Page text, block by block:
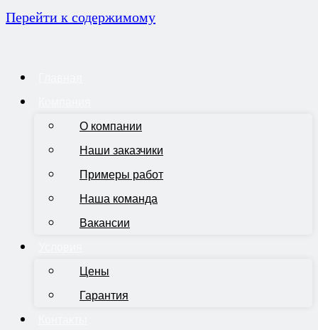
Перейти к содержимому
О компании
Наши заказчики
Примеры работ
Наша команда
Вакансии
Цены
Гарантия